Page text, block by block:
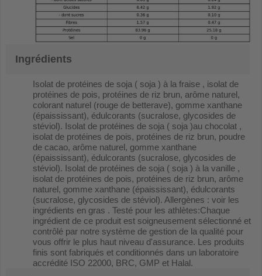
Ingrédients
Isolat de protéines de soja ( soja ) à la fraise , isolat de
protéines de pois, protéines de riz brun, arôme naturel,
colorant naturel (rouge de betterave), gomme xanthane
(épaississant), édulcorants (sucralose, glycosides de
stéviol). Isolat de protéines de soja ( soja )au chocolat ,
isolat de protéines de pois, protéines de riz brun, poudre
de cacao, arôme naturel, gomme xanthane
(épaississant), édulcorants (sucralose, glycosides de
stéviol). Isolat de protéines de soja ( soja ) à la vanille ,
isolat de protéines de pois, protéines de riz brun, arôme
naturel, gomme xanthane (épaississant), édulcorants
(sucralose, glycosides de stéviol). Allergènes : voir les
ingrédients en gras . Testé pour les athlètes:Chaque
ingrédient de ce produit est soigneusement sélectionné et
contrôlé par notre système de gestion de la qualité pour
vous offrir le plus haut niveau d'assurance. Les produits
finis sont fabriqués et conditionnés dans un laboratoire
accrédité ISO 22000, BRC, GMP et Halal.